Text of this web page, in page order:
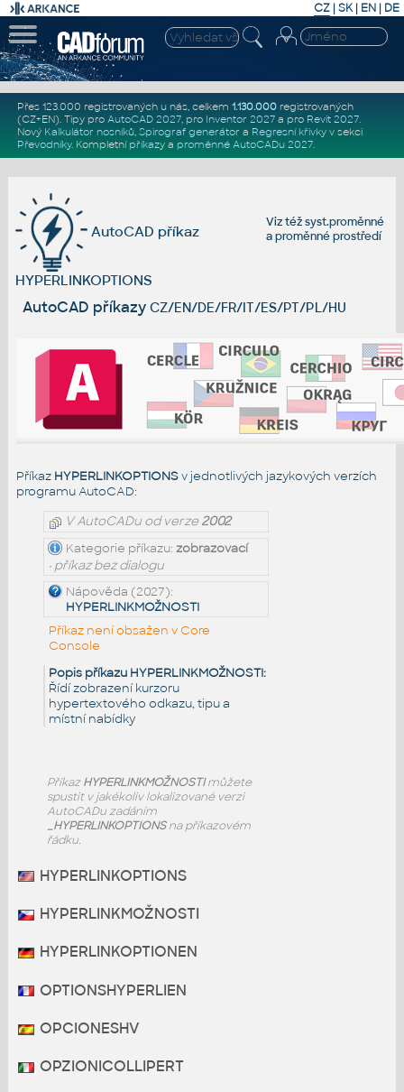
CZ | SK| EN | DE
Přes 123.000 registrovaných u nás, celkem 1.130.000registrovaných
(CZ+EN). Tipy pro AutoCAD 2027, pro Inventor 2027a pro Revit 2027.
Nový Kalkulátor nosníků, Spirograf generátor a Regresní křivkyv sekci
Převodníky. Kompletní příkazya proměnné AutoCADu 2027.
Viz téžsyst.proměnné
aproměnné prostředí
AutoCAD příkaz
HYPERLINKOPTIONS
AutoCAD příkazy CZ/EN/DE/FR/IT/ES/PT/PL/HU
Příkaz HYPERLINKOPTIONSv jednotlivých jazykových verzích
programu AutoCAD:
V AutoCADu od verze2002
Kategorie příkazu: zobrazovací
• příkaz bez dialogu
Nápověda (2027):
HYPERLINKMOŽNOSTI
Příkaz není obsažen v Core
Console
Popis příkazu HYPERLINKMOŽNOSTI:
Řídí zobrazení kurzoru
hypertextového odkazu, tipu a
místní nabídky
PříkazHYPERLINKMOŽNOSTImůžete
spustit v jakékoliv lokalizované verzi
AutoCADu zadáním
_HYPERLINKOPTIONSna příkazovém
řádku.
HYPERLINKOPTIONS
HYPERLINKMOŽNOSTI
HYPERLINKOPTIONEN
OPTIONSHYPERLIEN
OPCIONESHV
OPZIONICOLLIPERT